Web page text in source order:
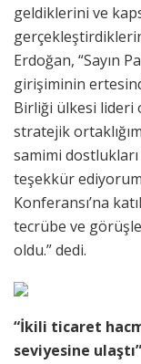
geldiklerini ve
Erdoğan, “Sayın
girişiminin
Birliği ülkesi lideri
stratejik
samimi
teşekkür
Konferansı’na
tecrübe ve
oldu.” dedi.
“İkili ticaret
seviyesine ulaştı”